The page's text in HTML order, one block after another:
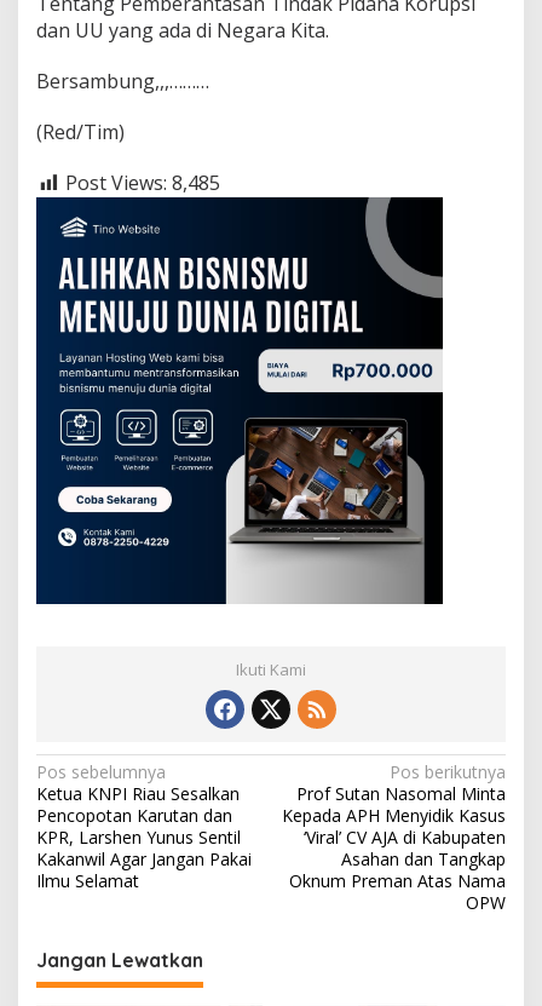
dan UU yang ada di Negara Kita.
Bersambung,,,………
(Red/Tim)
Post Views: 8,485
Ikuti Kami
N
a
v
i
a
s
Pos sebelumnya
Ketua KNPI Riau Sesalkan
Pencopotan Karutan dan
KPR, Larshen Yunus Sentil
Kakanwil Agar Jangan Pakai
Ilmu Selamat
Pos berikutnya
Prof Sutan Nasomal Minta
Kepada APH Menyidik Kasus
‘Viral’ CV AJA di Kabupaten
Asahan dan Tangkap
Oknum Preman Atas Nama
OPW
Jangan Lewatkan